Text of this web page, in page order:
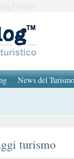
Turistico
News del Turismo
turismo